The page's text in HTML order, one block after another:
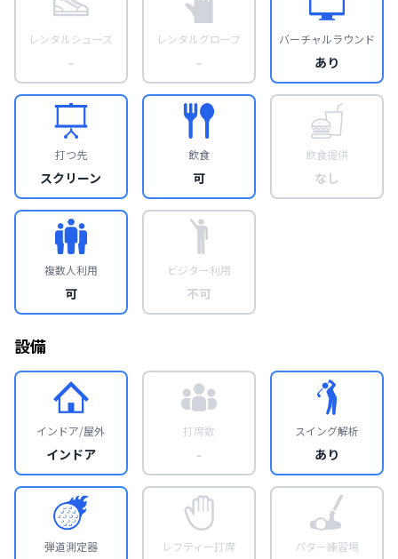
レンタルシューズ
-
レンタルグローブ
-
バーチャルラウンド
あり
打つ先
スクリーン
飲食
可
飲食提供
なし
複数人利用
可
ビジター利用
不可
設備
インドア/屋外
インドア
打席数
-
スイング解析
あり
弾道測定器 レフティー打席 パター練習場